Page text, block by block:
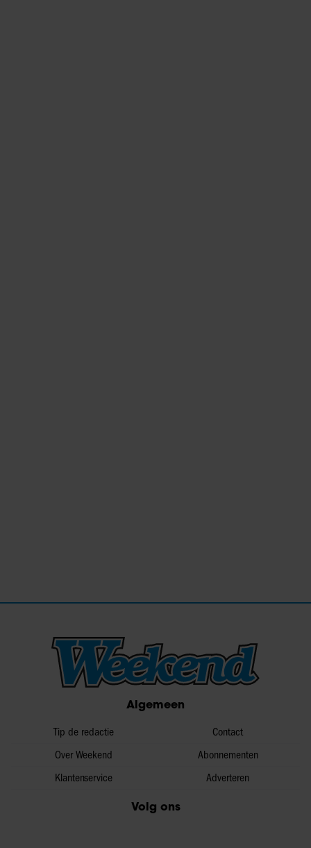
Algemeen
Tip de redactie
Over Weekend
Klantenservice
Contact
Abonnementen
Adverteren
Volg ons